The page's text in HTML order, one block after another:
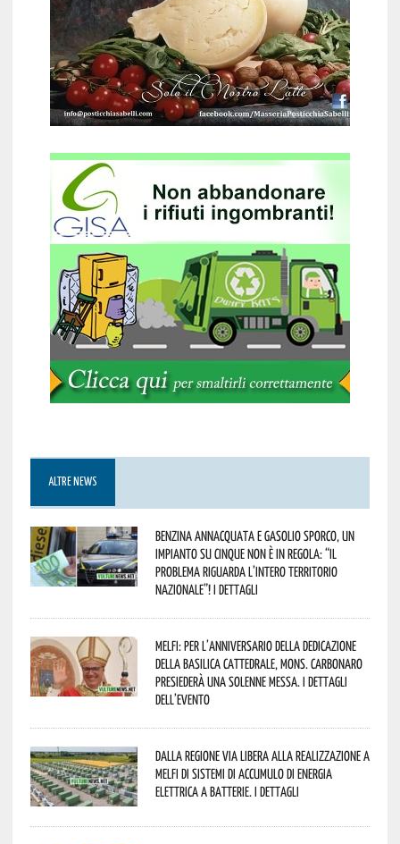
ALTRE NEWS
Benzina annacquata e gasolio sporco, un
impianto su cinque non è in regola: “il
problema riguarda l’intero territorio
Nazionale”! I dettagli
Melfi: per l’anniversario della Dedicazione
della Basilica Cattedrale, Mons. Carbonaro
presiederà una solenne messa. I dettagli
dell’evento
Dalla Regione via libera alla realizzazione a
Melfi di sistemi di accumulo di energia
elettrica a batterie. I dettagli